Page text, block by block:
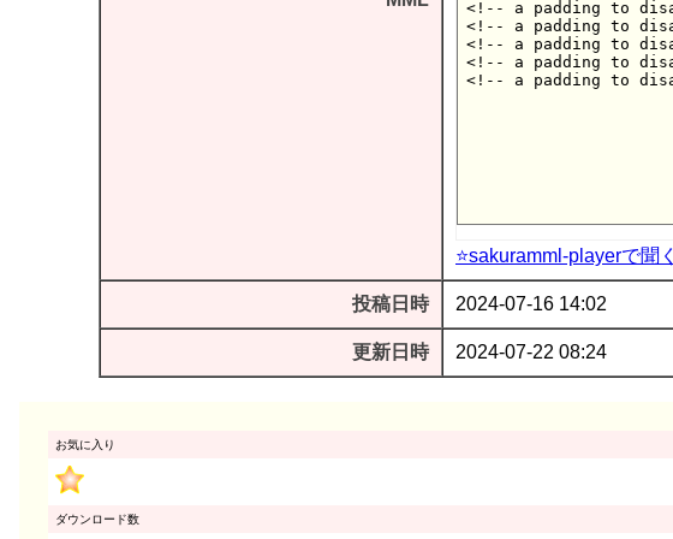
⭐sakuramml-playerで聞く
投稿日時 2024-07-16 14:02
更新日時 2024-07-22 08:24
お気に入り
ダウンロード数